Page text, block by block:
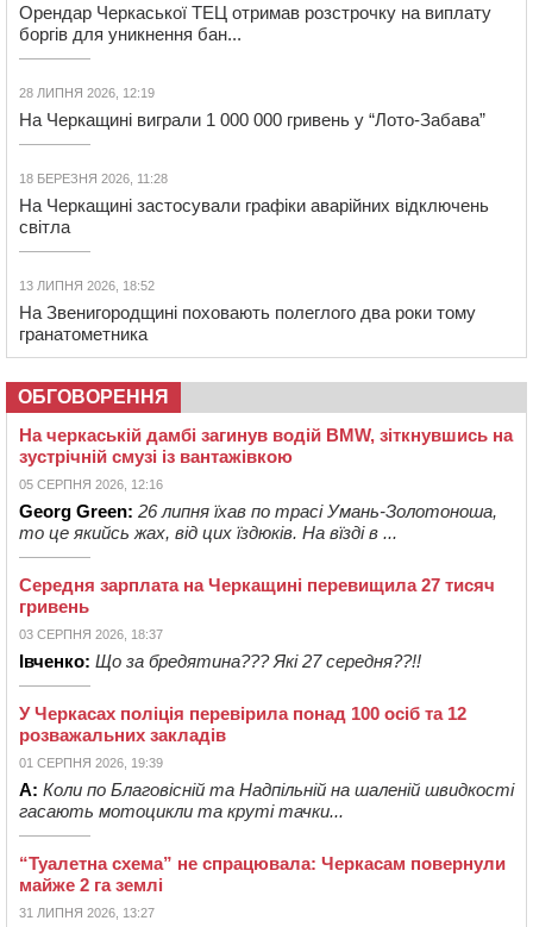
Орендар Черкаської ТЕЦ отримав розстрочку на виплату
боргів для уникнення бан...
28 ЛИПНЯ 2026, 12:19
На Черкащині виграли 1 000 000 гривень у “Лото-Забава”
18 БЕРЕЗНЯ 2026, 11:28
На Черкащині застосували графіки аварійних відключень
світла
13 ЛИПНЯ 2026, 18:52
На Звенигородщині поховають полеглого два роки тому
гранатометника
ОБГОВОРЕННЯ
На черкаській дамбі загинув водій BMW, зіткнувшись на
зустрічній смузі із вантажівкою
05 СЕРПНЯ 2026, 12:16
Georg Green: 26 липня їхав по трасі Умань-Золотоноша,
то це якийсь жах, від цих їздюків. На вїзді в ...
Середня зарплата на Черкащині перевищила 27 тисяч
гривень
03 СЕРПНЯ 2026, 18:37
Івченко: Що за бредятина??? Які 27 середня??!!
У Черкасах поліція перевірила понад 100 осіб та 12
розважальних закладів
01 СЕРПНЯ 2026, 19:39
А: Коли по Благовісній та Надпільній на шаленій швидкості
гасають мотоцикли та круті тачки...
“Туалетна схема” не спрацювала: Черкасам повернули
майже 2 га землі
31 ЛИПНЯ 2026, 13:27